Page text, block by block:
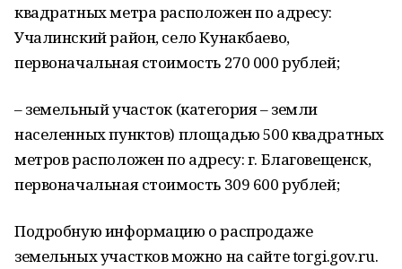
квадратных метра расположен по адресу:
Учалинский район, село Кунакбаево,
первоначальная стоимость 270 000 рублей;
– земельный участок (категория – земли
населенных пунктов) площадью 500 квадратных
метров расположен по адресу: г. Благовещенск,
первоначальная стоимость 309 600 рублей;
Подробную информацию о распродаже
земельных участков можно на сайте torgi.gov.ru.